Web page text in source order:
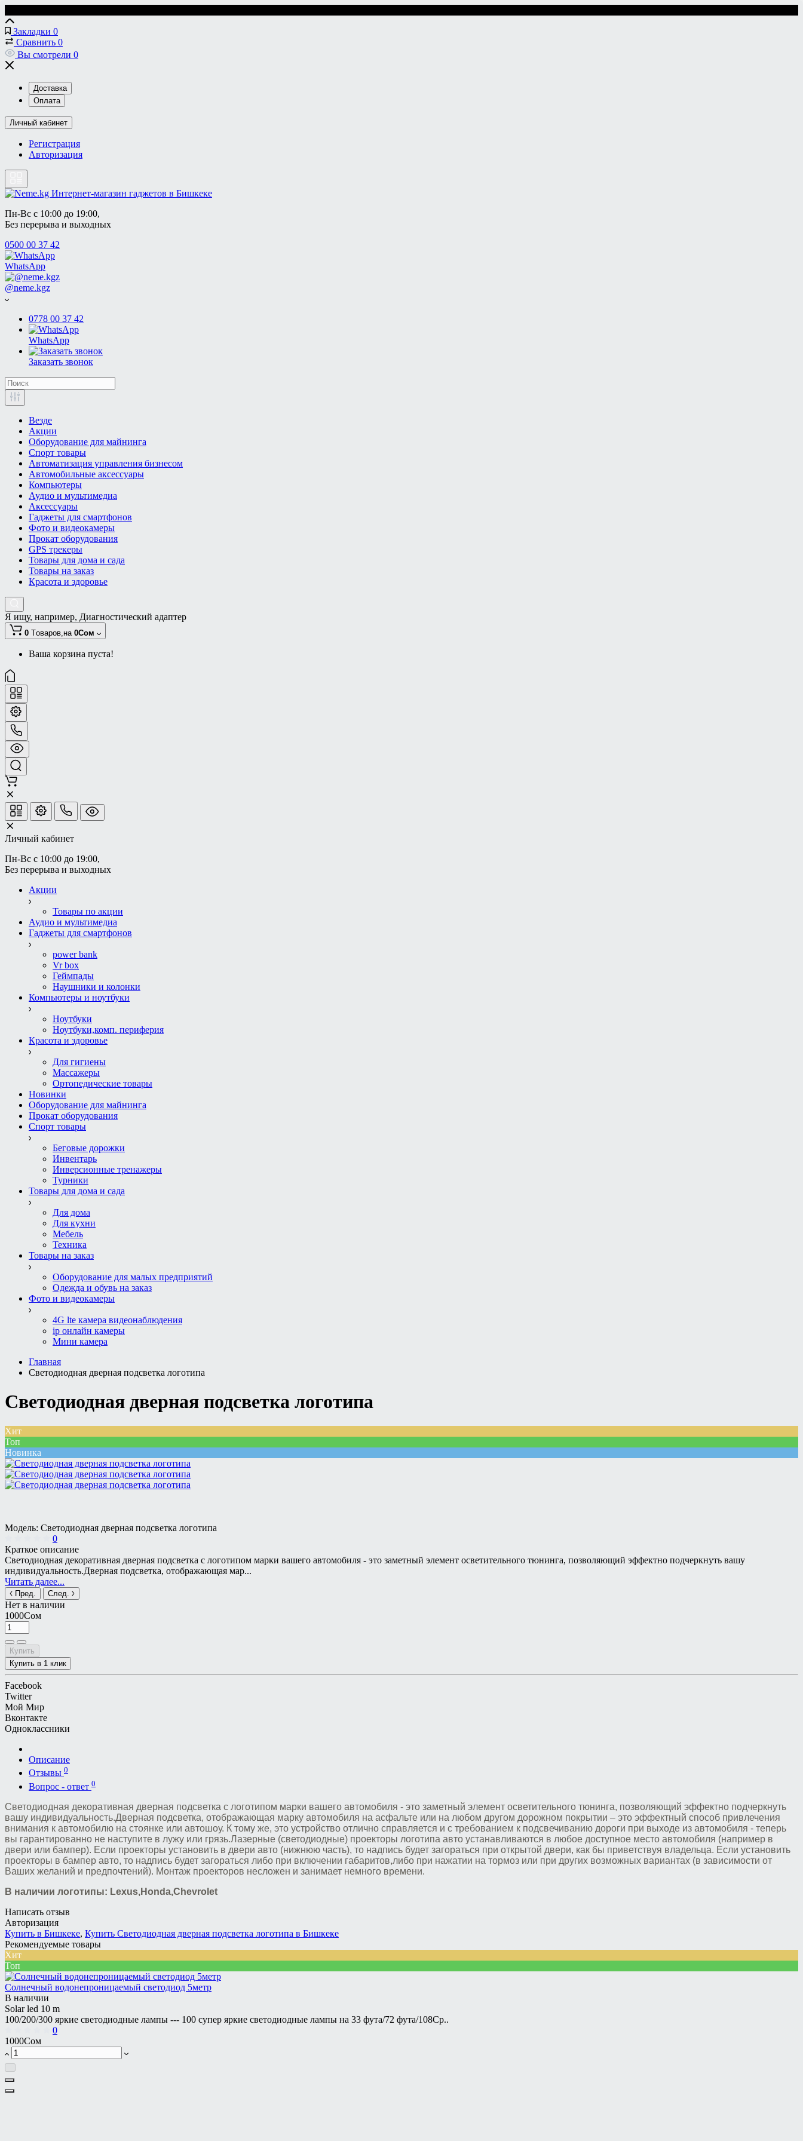
Закладки 0
Сравнить 0
Вы смотрели 0
Доставка
Оплата
Личный кабинет
Регистрация
Авторизация
Пн-Вс с 10:00 до 19:00,
Без перерыва и выходных
0500 00 37 42
WhatsApp
@neme.kgz
0778 00 37 42
WhatsApp
Заказать звонок
Везде
Акции
Оборудование для майнинга
Спорт товары
Автоматизация управления бизнесом
Автомобильные аксессуары
Компьютеры
Аудио и мультимедиа
Аксессуары
Гаджеты для смартфонов
Фото и видеокамеры
Прокат оборудования
GPS трекеры
Товары для дома и сада
Товары на заказ
Красота и здоровье
Я ищу, например, Диагностический адаптер
0 Tоваров,на 0Сом
Ваша корзина пуста!
Личный кабинет
Пн-Вс с 10:00 до 19:00,
Без перерыва и выходных
Акции
Товары по акции
Аудио и мультимедиа
Гаджеты для смартфонов
power bank
Vr box
Геймпады
Наушники и колонки
Компьютеры и ноутбуки
Ноутбуки
Ноутбуки,комп. периферия
Красота и здоровье
Для гигиены
Массажеры
Ортопедические товары
Новинки
Оборудование для майнинга
Прокат оборудования
Спорт товары
Беговые дорожки
Инвентарь
Инверсионные тренажеры
Турники
Товары для дома и сада
Для дома
Для кухни
Мебель
Техника
Товары на заказ
Оборудование для малых предприятий
Одежда и обувь на заказ
Фото и видеокамеры
4G lte камера видеонаблюдения
ip онлайн камеры
Мини камера
Главная
Светодиодная дверная подсветка логотипа
Светодиодная дверная подсветка логотипа
Хит
Топ
Новинка
Модель: Светодиодная дверная подсветка логотипа
0
Краткое описание
Светодиодная декоративная дверная подсветка с логотипом марки вашего автомобиля - это заметный элемент осветительного тюнинга, позволяющий эффектно подчеркнуть вашу
индивидуальность.Дверная подсветка, отображающая мар...
Читать далее...
Пред. След.
Нет в наличии
1000Сом
Купить
Купить в 1 клик
Facebook
Twitter
Мой Мир
Вконтакте
Одноклассники
Описание
Отзывы 0
Вопрос - ответ 0
Светодиодная декоративная дверная подсветка с логотипом марки вашего автомобиля - это заметный элемент осветительного тюнинга, позволяющий эффектно подчеркнуть
вашу индивидуальность.Дверная подсветка, отображающая марку автомобиля на асфальте или на любом другом дорожном покрытии – это эффектный способ привлечения
внимания к автомобилю на стоянке или автошоу. К тому же, это устройство отлично справляется и с требованием к подсвечиванию дороги при выходе из автомобиля - теперь
вы гарантированно не наступите в лужу или грязь.Лазерные (светодиодные) проекторы логотипа авто устанавливаются в любое доступное место автомобиля (например в
двери или бампер). Если проекторы установить в двери авто (нижнюю часть), то надпись будет загораться при открытой двери, как бы приветствуя владельца. Если установить
проекторы в бампер авто, то надпись будет загораться либо при включении габаритов,либо при нажатии на тормоз или при других возможных вариантах (в зависимости от
Ваших желаний и предпочтений). Монтаж проекторов несложен и занимает немного времени.
В наличии логотипы: Lexus,Honda,Chevrolet
Написать отзыв
Авторизация
Купить в Бишкеке, Купить Светодиодная дверная подсветка логотипа в Бишкеке
Рекомендуемые товары
Хит
Топ
Солнечный водонепроницаемый светодиод 5метр
В наличии
Solar led 10 m
100/200/300 яркие светодиодные лампы --- 100 супер яркие светодиодные лампы на 33 фута/72 фута/108Ср..
0
1000Сом